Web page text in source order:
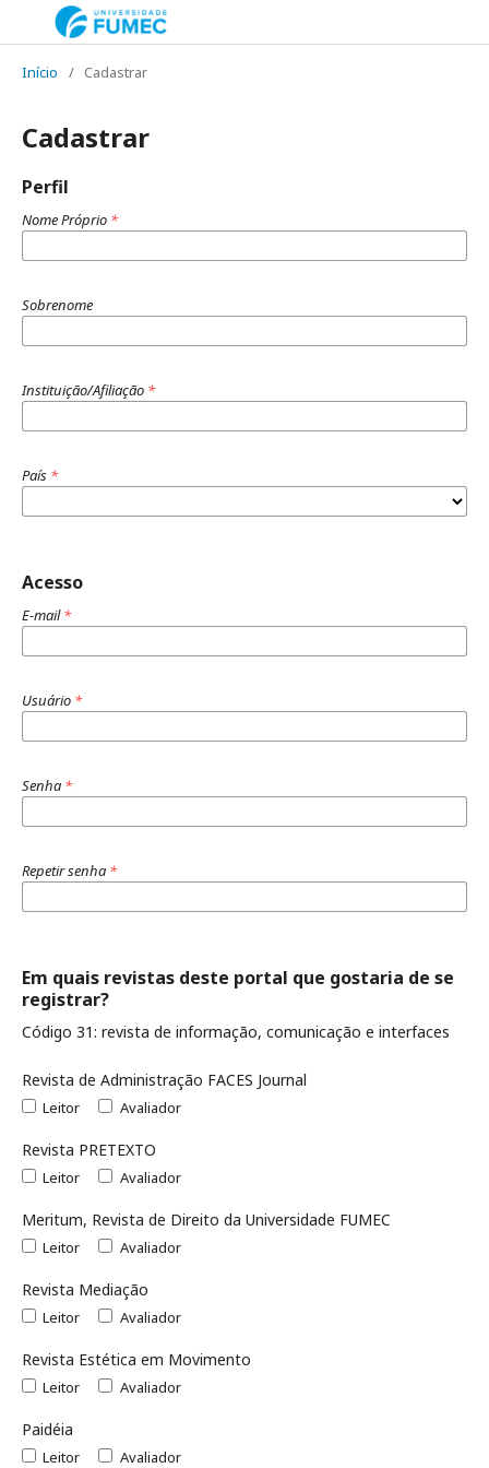
Início / Cadastrar
Cadastrar
Perfil
Nome Próprio *
Sobrenome
Instituição/Afiliação *
País *
Acesso
E-mail*
Usuário *
Senha *
Repetir senha *
Em quais revistas deste portal que gostaria de se
registrar?
Código 31: revista de informação, comunicação e interfaces
Revista de Administração FACES Journal
Leitor Avaliador
Revista PRETEXTO
Leitor Avaliador
Meritum, Revista de Direito da Universidade FUMEC
Leitor Avaliador
Revista Mediação
Leitor Avaliador
Revista Estética em Movimento
Leitor Avaliador
Paidéia
Leitor Avaliador